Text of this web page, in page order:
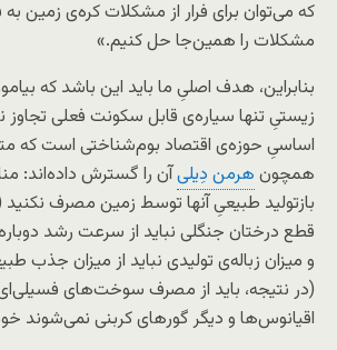
که می‌توان برای فرار از مشکلات کره‌ی زمین
مشکلات را همین‌جا حل کنیم.»
بنابراین، هدف اصلیِ ما باید این باشد که
زیستیِ تنها سیاره‌ی قابل سکونت فعلی تجاوز
اساسیِ حوزه‌ی اقتصاد بوم‌شناختی است که
همچون هرمن دِیلیآن را گسترش داده‌اند:
بازتولید طبیعیِ آنها توسط زمین مصرف
قطع درختان جنگلی نباید از سرعت رشد
و میزان زباله‌ی تولیدی نباید از میزان جذب
(در نتیجه، باید از مصرف سوخت‌های
اقیانوس‌ها و دیگر گورهای کربنی نمی‌شوند